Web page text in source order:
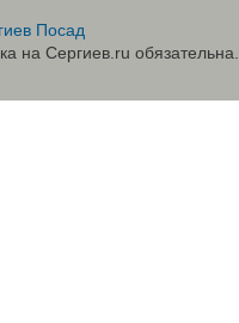
Посад
на Сергиев.ru обязательна.